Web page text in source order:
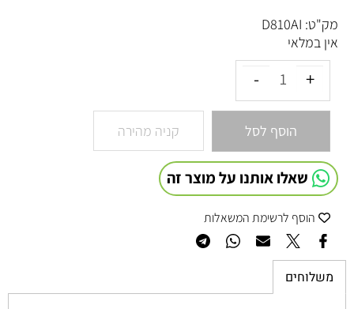
מק"ט: D810AI
אין במלאי
הוסף לסל קניה מהירה
שאלו אותנו על מוצר זה
הוסף לרשימת המשאלות
משלוחים